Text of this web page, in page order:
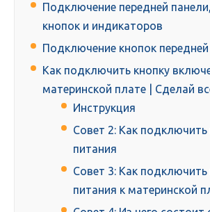
Подключение передней
кнопок и индикаторов
Подключение кнопок
Как подключить кнопку
материнской плате | Сделай
Инструкция
Совет 2: Как подключить
питания
Совет 3: Как подключить
питания к материнской